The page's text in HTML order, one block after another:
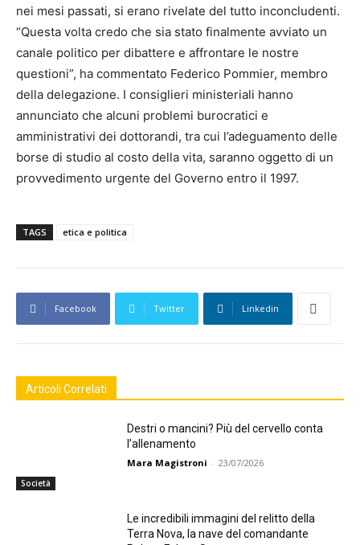
nei mesi passati, si erano rivelate del tutto inconcludenti.
“Questa volta credo che sia stato finalmente avviato un
canale politico per dibattere e affrontare le nostre
questioni”, ha commentato Federico Pommier, membro
della delegazione. I consiglieri ministeriali hanno
annunciato che alcuni problemi burocratici e
amministrativi dei dottorandi, tra cui l’adeguamento delle
borse di studio al costo della vita, saranno oggetto di un
provvedimento urgente del Governo entro il 1997.
TAGS etica e politica
Facebook Twitter Linkedin
Articoli Correlati
Società
Destri o mancini? Più del cervello conta
l’allenamento
Mara Magistroni - 23/07/2026
Le incredibili immagini del relitto della
Terra Nova, la nave del comandante